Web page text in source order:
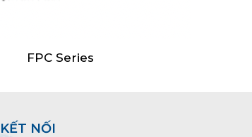
FPC Series
KẾT NỐI